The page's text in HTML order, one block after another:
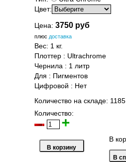
Цвет:
Цена: 3750 руб
плюс доставка
Вес: 1 кг.
Плоттер: Ultrachrome
Чернила: 1 литр
Для : Пигментов
Цифровой : Нет
Количество на складе: 1185
Количество:
В